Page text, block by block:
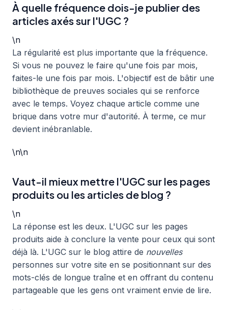
À quelle fréquence dois-je publier des
articles axés sur l'UGC ?
\n
La régularité est plus importante que la fréquence.
Si vous ne pouvez le faire qu'une fois par mois,
faites-le une fois par mois. L'objectif est de bâtir une
bibliothèque de preuves sociales qui se renforce
avec le temps. Voyez chaque article comme une
brique dans votre mur d'autorité. À terme, ce mur
devient inébranlable.
\n\n
Vaut-il mieux mettre l'UGC sur les pages
produits ou les articles de blog ?
\n
La réponse est les deux. L'UGC sur les pages
produits aide à conclure la vente pour ceux qui sont
déjà là. L'UGC sur le blog attire de nouvelles
personnes sur votre site en se positionnant sur des
mots-clés de longue traîne et en offrant du contenu
partageable que les gens ont vraiment envie de lire.